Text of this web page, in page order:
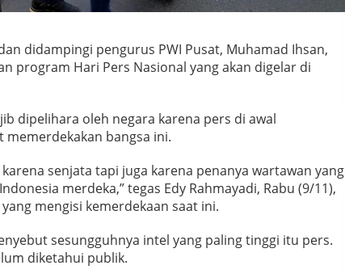
didampingi pengurus PWI Pusat, Muhamad Ihsan,
program Hari Pers Nasional yang akan digelar di
dipelihara oleh negara karena pers di awal
bangsa ini.
senjata tapi juga karena penanya wartawan yang
merdeka,” tegas Edy Rahmayadi, Rabu (9/11),
mengisi kemerdekaan saat ini.
sesungguhnya intel yang paling tinggi itu pers.
diketahui publik.